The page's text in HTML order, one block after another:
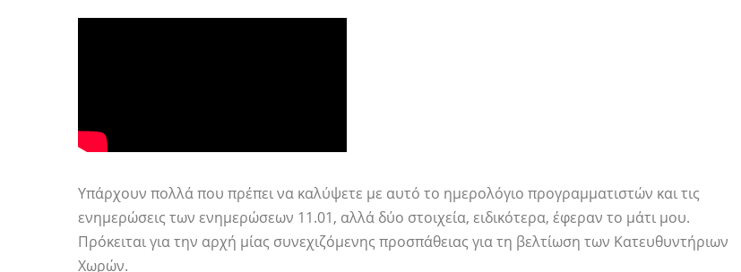
Υπάρχουν πολλά που πρέπει να καλύψετε με αυτό το ημερολόγιο προγραμματιστών και τις
ενημερώσεις των ενημερώσεων 11.01, αλλά δύο στοιχεία, ειδικότερα, έφεραν το μάτι μου.
Πρόκειται για την αρχή μίας συνεχιζόμενης προσπάθειας για τη βελτίωση των Κατευθυντήριων
Χωρών.